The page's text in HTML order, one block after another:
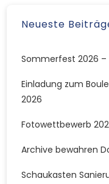
Neueste
Sommerfest 2026 –
Einladung zum
2026
Fotowettbewerb
Archive bewahren
Schaukasten